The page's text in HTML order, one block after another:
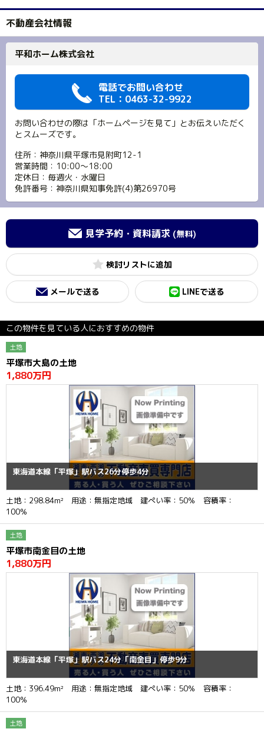
不動産会社情報
平和ホーム株式会社
電話でお問い合わせ
TEL：0463-32-9922
お問い合わせの際は「ホームページを見て」とお伝えいただく
とスムーズです。
住所：神奈川県平塚市見附町12-1
営業時間：10:00～18:00
定休日：毎週火・水曜日
免許番号：神奈川県知事免許(4)第26970号
見学予約・資料請求 (無料)
検討リスト
メールで送る LINEで送る
この物件を見ている人におすすめの物件
土地
平塚市大島の土地
1,880万円
東海道本線「平塚」駅バス26分停歩4分
土地：298.84m² 用途：無指定地域 建ぺい率：50％ 容積率：
100％
土地
平塚市南金目の土地
1,880万円
東海道本線「平塚」駅バス24分「南金目」停歩9分
土地：396.49m² 用途：無指定地域 建ぺい率：50％ 容積率：
100％
土地